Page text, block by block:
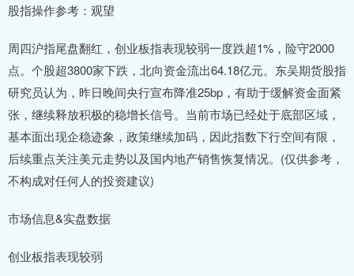
股指操作参考：观望
周四沪指尾盘翻红，创业板指表现较弱一度跌超1%，险守2000
点。个股超3800家下跌，北向资金流出64.18亿元。东吴期货股指
研究员认为，昨日晚间央行宣布降准25bp，有助于缓解资金面紧
张，继续释放积极的稳增长信号。当前市场已经处于底部区域，
基本面出现企稳迹象，政策继续加码，因此指数下行空间有限，
后续重点关注美元走势以及国内地产销售恢复情况。(仅供参考，
不构成对任何人的投资建议)
市场信息&实盘数据
创业板指表现较弱